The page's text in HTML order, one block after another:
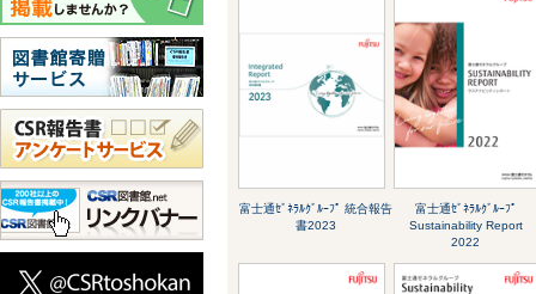
富士通ｾﾞﾈﾗﾙｸﾞﾙｰﾌﾟ 統合報告
書2023
富士通ｾﾞﾈﾗﾙｸﾞﾙｰﾌﾟ
Sustainability Report
2022